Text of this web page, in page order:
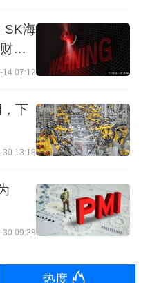
12月以来新高；
企业涨价幅度达
涨价冲击，密歇
指数从3月的53.3
。短期通胀预期
最大单月涨幅。
SK海
报
14 07:12
下
30 13:18
30 09:38
热度